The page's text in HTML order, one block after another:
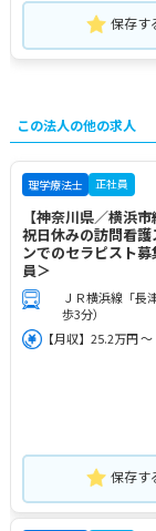
保存す
この法人の他の求人
理学療法士 正社員
【神奈川県／横浜
祝日休みの訪問看護
ンでのセラピスト
員＞
ＪＲ横浜線「長
歩3分）
【月収】25.2万円 ～
保存す